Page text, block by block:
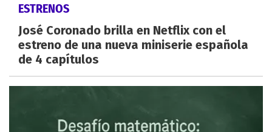
ESTRENOS
José Coronado brilla en Netflix con el
estreno de una nueva miniserie española
de 4 capítulos